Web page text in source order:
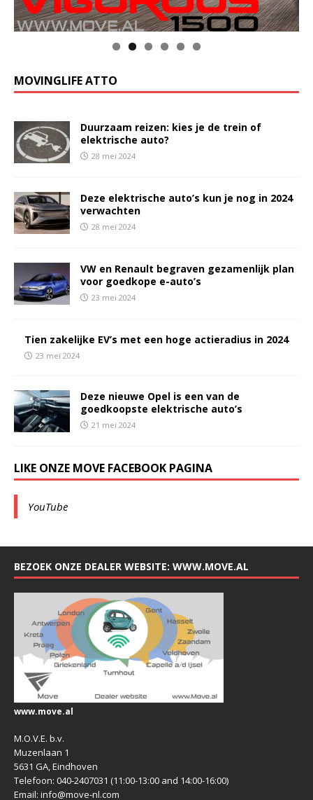
MOVINGLIFE ATTO
Duurzaam reizen: kies je de trein of
elektrische auto?
28 mei 2024
Deze elektrische auto’s kun je nog in 2024
verwachten
28 mei 2024
VW en Renault begraven gezamenlijk plan
voor goedkope e-auto’s
23 mei 2024
Tien zakelijke EV’s met een hoge actieradius in 2024
23 mei 2024
Deze nieuwe Opel is een van de
goedkoopste elektrische auto’s
21 mei 2024
LIKE ONZE MOVE FACEBOOK PAGINA
YouTube
BEZOEK ONZE DEALER WEBSITE: WWW.MOVE.AL
www.move.al
M.O.V.E. b.v.
Muzenlaan 1
5631 GA, Eindhoven
Telefoon: 040-2407031 (11:00-13:00 and 14:00-16:00)
Email: info@move-nl.com